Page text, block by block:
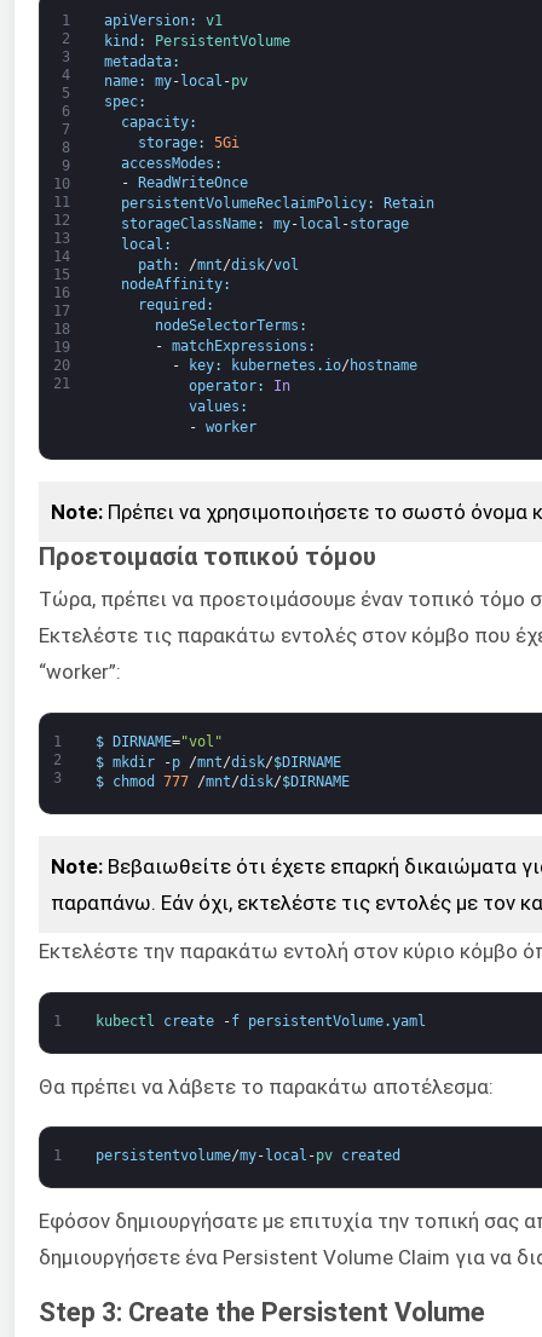
1
2
3
4
5
6
7
8
9
10
11
12
13
14
15
16
17
18
19
20
21
apiVersion:
v1
kind :
PersistentVolume
metadata:
name: my- local -pv
spec:
capacity:
storage:
5Gi
accessModes :
-
ReadWriteOnce
persistentVolumeReclaimPolicy:
Retain
storageClassName: my- local -storage
local :
path: /mnt/disk/vol
nodeAffinity:
required :
nodeSelectorTerms :
- matchExpressions :
-
key: kubernetes . io/ hostname
operator:
In
values :
- worker
Note: Πρέπει να χρησιμοποιήσετε το σωστό όνομα
Προετοιμασία τοπικού τόμου
Τώρα, πρέπει να προετοιμάσουμε έναν τοπικό
Εκτελέστε τις παρακάτω εντολές στον κόμβο που
“worker”:
1
2
3
$ DIRNAME="vol"
$ mkdir -p /mnt/disk/$DIRNAME
$
chmod 777 /mnt/disk/$DIRNAME
Note: Βεβαιωθείτε ότι έχετε επαρκή δικαιώματα
παραπάνω. Εάν όχι, εκτελέστε τις εντολές με τον
Εκτελέστε την παρακάτω εντολή στον κύριο κόμβο
1 kubectl create -f persistentVolume.yaml
Θα πρέπει να λάβετε το παρακάτω αποτέλεσμα:
1 persistentvolume/my-local -pv created
Εφόσον δημιουργήσατε με επιτυχία την τοπική
δημιουργήσετε ένα Persistent Volume Claim για να
Step 3: Create the Persistent Volume